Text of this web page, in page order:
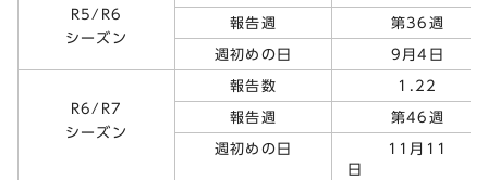
R5/R6
シーズン
報告週 第36週
週初めの日 9月4日
R6/R7
シーズン
報告数 1.22
報告週 第46週
週初めの日
11月11
日